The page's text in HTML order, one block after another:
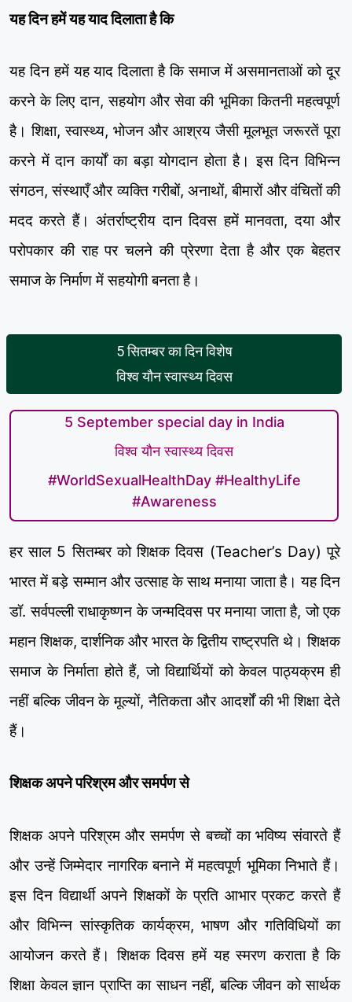
यह दिन हमें यह याद दिलाता है कि
यह दिन हमें यह याद दिलाता है कि समाज में असमानताओं को दूर
करने के लिए दान, सहयोग और सेवा की भूमिका कितनी महत्वपूर्ण
है। शिक्षा, स्वास्थ्य, भोजन और आश्रय जैसी मूलभूत जरूरतें पूरा
करने में दान कार्यों का बड़ा योगदान होता है। इस दिन विभिन्न
संगठन, संस्थाएँ और व्यक्ति गरीबों, अनाथों, बीमारों और वंचितों की
मदद करते हैं। अंतर्राष्ट्रीय दान दिवस हमें मानवता, दया और
परोपकार की राह पर चलने की प्रेरणा देता है और एक बेहतर
समाज के निर्माण में सहयोगी बनता है।
5 सितम्बर का दिन विशेष
विश्व यौन स्वास्थ्य दिवस
5 September special day in India
विश्व यौन स्वास्थ्य दिवस
#WorldSexualHealthDay #HealthyLife
#Awareness
हर साल 5 सितम्बर को शिक्षक दिवस (Teacher’s Day) पूरे
भारत में बड़े सम्मान और उत्साह के साथ मनाया जाता है। यह दिन
डॉ. सर्वपल्ली राधाकृष्णन के जन्मदिवस पर मनाया जाता है, जो एक
महान शिक्षक, दार्शनिक और भारत के द्वितीय राष्ट्रपति थे। शिक्षक
समाज के निर्माता होते हैं, जो विद्यार्थियों को केवल पाठ्यक्रम ही
नहीं बल्कि जीवन के मूल्यों, नैतिकता और आदर्शों की भी शिक्षा देते
हैं।
शिक्षक अपने परिश्रम और समर्पण से
शिक्षक अपने परिश्रम और समर्पण से बच्चों का भविष्य संवारते हैं
और उन्हें जिम्मेदार नागरिक बनाने में महत्वपूर्ण भूमिका निभाते हैं।
इस दिन विद्यार्थी अपने शिक्षकों के प्रति आभार प्रकट करते हैं
और विभिन्न सांस्कृतिक कार्यक्रम, भाषण और गतिविधियों का
आयोजन करते हैं। शिक्षक दिवस हमें यह स्मरण कराता है कि
शिक्षा केवल ज्ञान प्राप्ति का साधन नहीं, बल्कि जीवन को सार्थक